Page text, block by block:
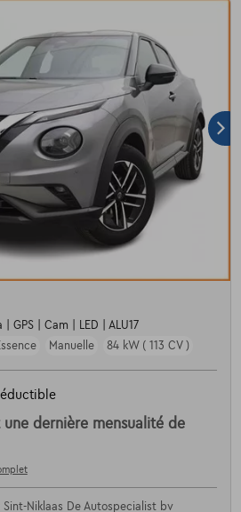
| GPS | Cam | LED | ALU17
Manuelle 84 kW ( 113 CV )
une dernière mensualité de
Sint-Niklaas De Autospecialist bv